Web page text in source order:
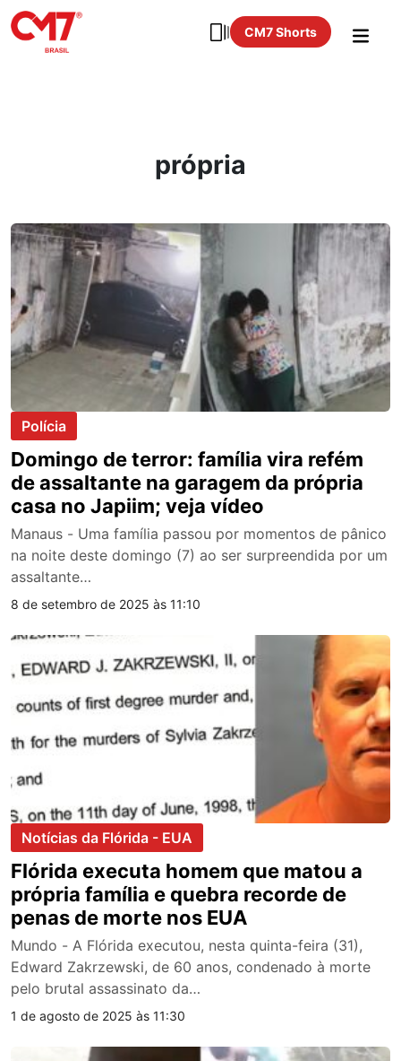
CM7 Shorts
própria
Polícia
Domingo de terror: família vira refém
de assaltante na garagem da própria
casa no Japiim; veja vídeo
Manaus - Uma família passou por momentos de pânico
na noite deste domingo (7) ao ser surpreendida por um
assaltante…
8 de setembro de 2025 às 11:10
Notícias da Flórida - EUA
Flórida executa homem que matou a
própria família e quebra recorde de
penas de morte nos EUA
Mundo - A Flórida executou, nesta quinta-feira (31),
Edward Zakrzewski, de 60 anos, condenado à morte
pelo brutal assassinato da…
1 de agosto de 2025 às 11:30